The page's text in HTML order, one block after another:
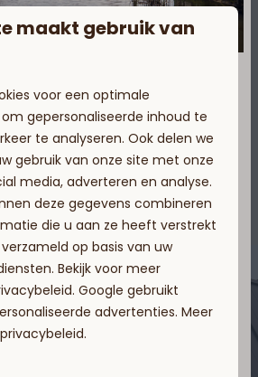
en privé zwembad
of gedeeltelijke verhuur
over de
villa's
om te
digitale brochure
informatie over ons
is gelegen in een
vlakbij de stad Alkmaar en
Holland. Gelegen op
het strand, is dit de ideale
rendabele investering in
maakt gebruik van
voor een optimale
gepersonaliseerde inhoud te
te analyseren. Ook delen we
gebruik van onze site met onze
media, adverteren en analyse.
deze gegevens combineren
die u aan ze heeft verstrekt
op basis van uw
Bekijk voor meer
.Google gebruikt
advertenties. Meer